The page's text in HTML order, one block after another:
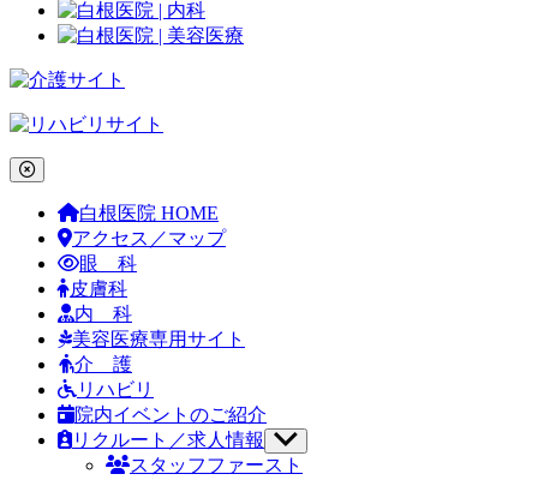
白根医院 HOME
アクセス／マップ
眼 科
皮膚科
内 科
美容医療専用サイト
介 護
リハビリ
院内イベントのご紹介
リクルート／求人情報
サ
ブ
スタッフファースト